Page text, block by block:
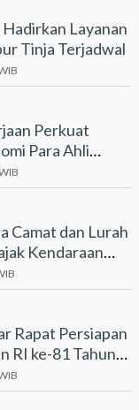
Layanan
Tinja Terjadwal
Perkuat
Para Ahli
PEKA
Camat dan Lurah
Kendaraan
Rapat Persiapan
RI ke-81 Tahun